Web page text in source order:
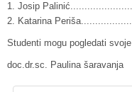
1. Josip
2. Katarina
Studenti mogu pogledati
doc.dr.sc. Paulina šaravanja